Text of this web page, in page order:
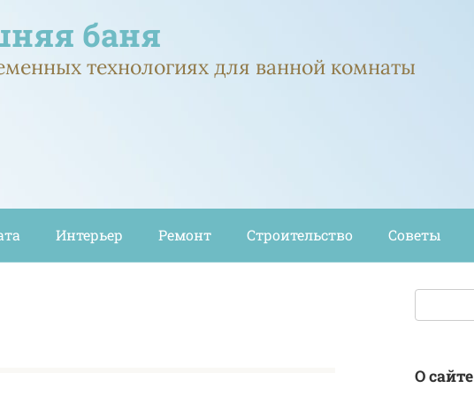
баня
технологиях для ванной комнаты
Интерьер Ремонт Строительство Советы
О сайте